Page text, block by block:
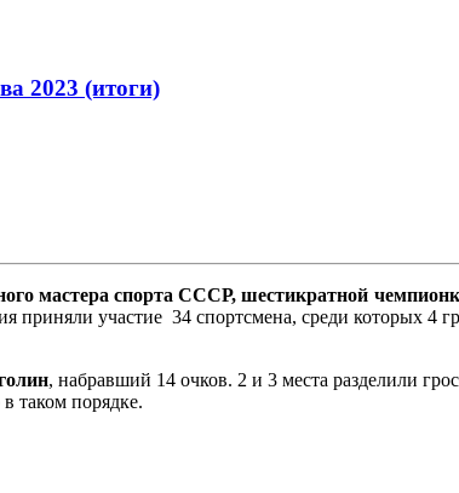
2023 (итоги)
мастера спорта СССР, шестикратной
участие 34 спортсмена, среди которых 4
, набравший 14 очков. 2 и 3 места разделили
таком порядке.